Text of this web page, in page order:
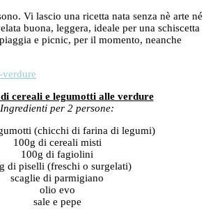
Vi lascio una ricetta nata senza nè arte né
buona, leggera, ideale per una schiscetta
e picnic, per il momento, neanche
cereali e legumotti alle verdure
Ingredienti per 2 persone:
(chicchi di farina di legumi)
100g di cereali misti
100g di fagiolini
di piselli (freschi o surgelati)
scaglie di parmigiano
olio evo
sale e pepe